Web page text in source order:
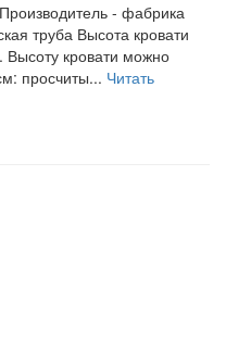
- фабрика
труба Высота кровати
Высоту кровати можно
просчиты... Читать